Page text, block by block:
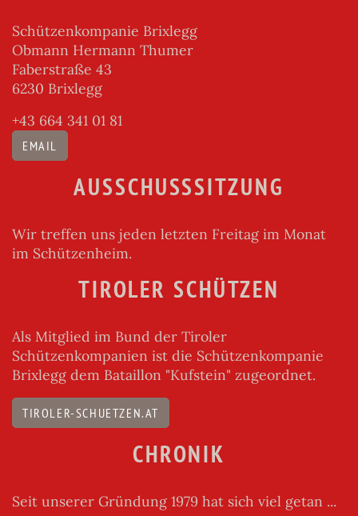
Schützenkompanie Brixlegg
Obmann Hermann Thumer
Faberstraße 43
6230 Brixlegg
+43 664 341 01 81
EMAIL
AUSSCHUSSSITZUNG
Wir treffen uns jeden letzten Freitag im Monat
im Schützenheim.
TIROLER SCHÜTZEN
Als Mitglied im Bund der Tiroler
Schützenkompanien ist die Schützenkompanie
Brixlegg dem Bataillon "Kufstein" zugeordnet.
TIROLER-SCHUETZEN.AT
CHRONIK
Seit unserer Gründung 1979 hat sich viel getan ...